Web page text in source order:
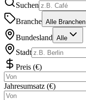
Suchen
Branche Alle Branchen
Bundesland Alle
Stadt
Preis (€)
Jahresumsatz (€)